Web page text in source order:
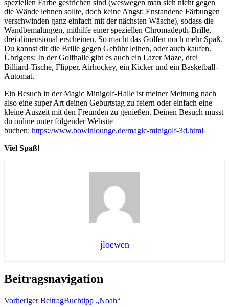
speziellen Farbe gestrichen sind (weswegen man sich nicht gegen
die Wände lehnen sollte, doch keine Angst: Enstandene Färbungen
verschwinden ganz einfach mit der nächsten Wäsche), sodass die
Wandbemalungen, mithilfe einer speziellen Chromadepth-Brille,
drei-dimensional erscheinen. So macht das Golfen noch mehr Spaß.
Du kannst dir die Brille gegen Gebühr leihen, oder auch kaufen.
Übrigens: In der Golfhalle gibt es auch ein Lazer Maze, drei
Billiard-Tische, Flipper, Airhockey, ein Kicker und ein Basketball-
Automat.
Ein Besuch in der Magic Minigolf-Halle ist meiner Meinung nach
also eine super Art deinen Geburtstag zu feiern oder einfach eine
kleine Auszeit mit den Freunden zu genießen. Deinen Besuch musst
du online unter folgender Website
buchen: https://www.bowlnlounge.de/magic-minigolf-3d.html
Viel Spaß!
jloewen
Beitragsnavigation
Vorheriger BeitragBuchtipp „Noah“